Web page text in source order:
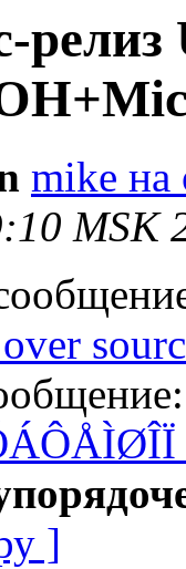
релиз
mike на
MSK
]